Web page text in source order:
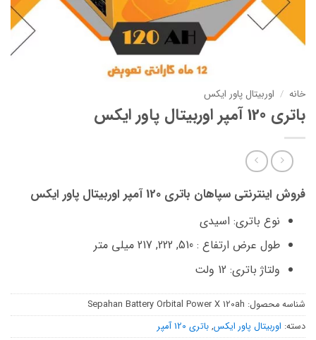
خانه / اوربیتال پاور ایکس
باتری 120 آمپر اوربیتال پاور ایکس
فروش اینترنتی سپاهان باتری 120 آمپر اوربیتال پاور ایکس
نوع باتری: اسیدی
طول عرض ارتفاع : 510, 222, 217 میلی متر
ولتاژ باتری: 12 ولت
شناسه محصول: Sepahan Battery Orbital Power X 120ah
دسته: اوربیتال پاور ایکس, باتری 120 آمپر